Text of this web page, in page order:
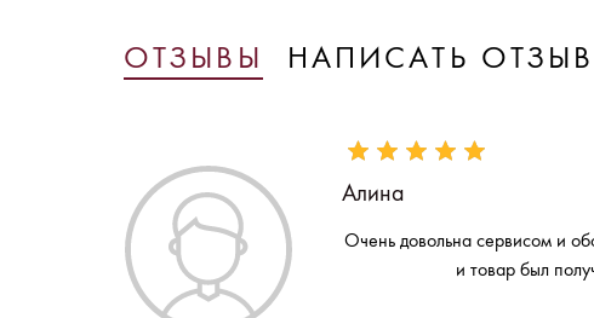
ОТЗЫВЫ НАПИСАТЬ ОТЗЫВ
Алина
Очень довольна сервисом и
и товар был